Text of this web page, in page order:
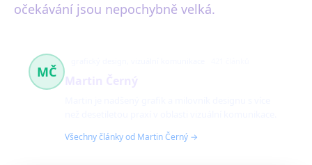
očekávání jsou nepochybně velká.
MČ
Všechny články od Martin Černý →